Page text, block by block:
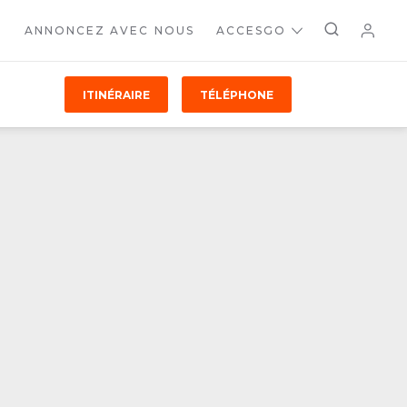
ANNONCEZ AVEC NOUS ACCESGO
ITINÉRAIRE TÉLÉPHONE